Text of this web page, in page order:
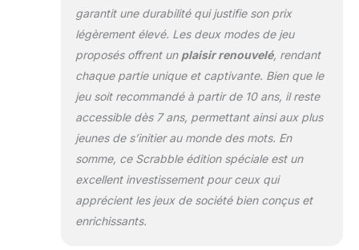
garantit une durabilité qui justifie son prix
légèrement élevé. Les deux modes de jeu
proposés offrent un plaisir renouvelé, rendant
chaque partie unique et captivante. Bien que le
jeu soit recommandé à partir de 10 ans, il reste
accessible dès 7 ans, permettant ainsi aux plus
jeunes de s’initier au monde des mots. En
somme, ce Scrabble édition spéciale est un
excellent investissement pour ceux qui
apprécient les jeux de société bien conçus et
enrichissants.